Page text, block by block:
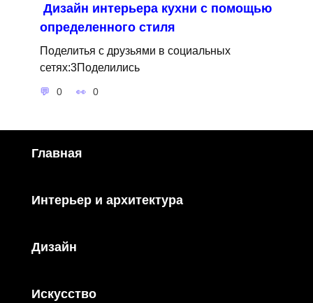
Дизайн интерьера кухни с помощью
определенного стиля
Поделитья с друзьями в социальных
сетях:3Поделились
0 0
Главная
Интерьер и архитектура
Дизайн
Искусство